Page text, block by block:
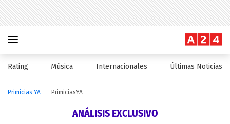
Rating Música Internacionales Últimas Noticias
Primicias YA PrimiciasYA
ANÁLISIS EXCLUSIVO